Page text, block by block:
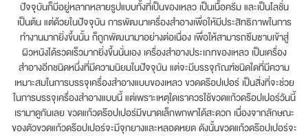
ปัจจุบันก็มีอยู่หลากหลายรูปแบบทั้งที่เป็นของเหลว เป็นเนื้อครีม และเป็นโลชั่น
เป็นต้น แต่ด้วยในปัจจุบัน การพัฒนาเครื่องสำอางเพื่อให้มีประสิทธิภาพในการ
ทำงานมากยิ่งขึ้นนั้น ก็ถูกพัฒนามาอย่างต่อเนื่อง เพื่อให้สามารถซึมซาบเข้าสู่
ผิวหนังได้รวดเร็วมากยิ่งขึ้นนั่นเอง เครื่องสำอางประเภทของเหลว เป็นเครื่อง
สำอางอีกชนิดหนึ่งที่มีความนิยมในปัจจุบัน แต่จะมีบรรจุภัณฑ์ชนิดใดที่มีความ
เหมาะสมในการบรรจุเครื่องสำอางแบบของเหลว ขวดดร๊อปเปอร์ เป็นสิ่งที่จะช่วย
ในการบรรจุเครื่องสำอางแบบนี้ แต่เพราะเหตุใดเราควรใช้ขวดแก้วดร๊อปเปอร์วันนี้
เรามาดูกันเลย ขวดแก้วดร๊อปเปอร์มีขนาดเล็กพกพาได้สะดวก เนื่องจากลักษณะ
ของตัวขวดแก้วดร๊อปเปอร์จะมีจุกยางและหลอดหยด ดังนั้นขวดแก้วดร๊อปเปอร์จะ